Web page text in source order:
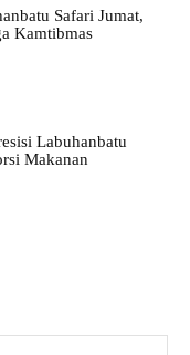
Safari Jumat,
Kamtibmas
Labuhanbatu
Makanan